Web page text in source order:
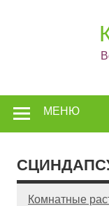
МЕНЮ
Комнатные